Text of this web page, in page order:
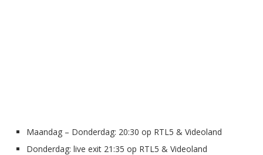
Maandag – Donderdag: 20:30 op RTL5 & Videoland
Donderdag: live exit 21:35 op RTL5 & Videoland